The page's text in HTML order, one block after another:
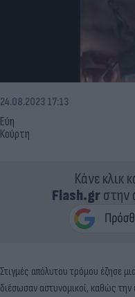
Εύη
Κούρτη
24.08.2023 17:13
Κάνε κλικ
Flash.grστην
Στιγμές απόλυτου τρόμου έζησε
διέσωσαν αστυνομικοί, καθώς